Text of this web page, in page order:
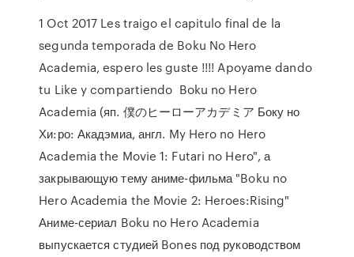
1 Oct 2017 Les traigo el capitulo final de la
segunda temporada de Boku No Hero
Academia, espero les guste !!!! Apoyame dando
tu Like y compartiendo Boku no Hero
Academia (яп. 僕のヒーローアカデミア Боку но
Хи:ро: Акадэмиа, англ. My Hero no Hero
Academia the Movie 1: Futari no Hero", а
закрывающую тему аниме-фильма "Boku no
Hero Academia the Movie 2: Heroes:Rising"
Аниме-сериал Boku no Hero Academia
выпускается студией Bones под руководством